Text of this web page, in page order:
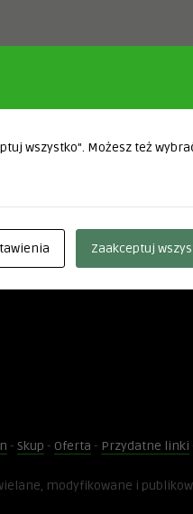
- Skup - Oferta - Przydatne linki
modyfikowane i
wszystko". Możesz też
Zaakceptuj